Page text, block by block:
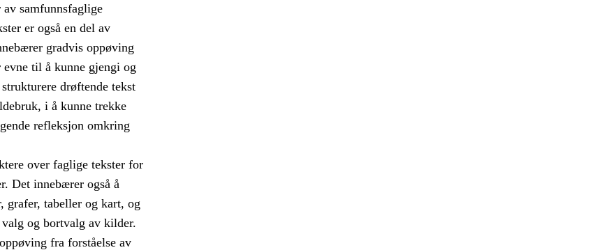
samfunnsfaglige
er også en del av
gradvis oppøving
til å kunne gjengi og
drøftende tekst
i å kunne trekke
refleksjon omkring
over faglige tekster for
Det innebærer også å
grafer, tabeller og kart, og
og bortvalg av kilder.
fra forståelse av